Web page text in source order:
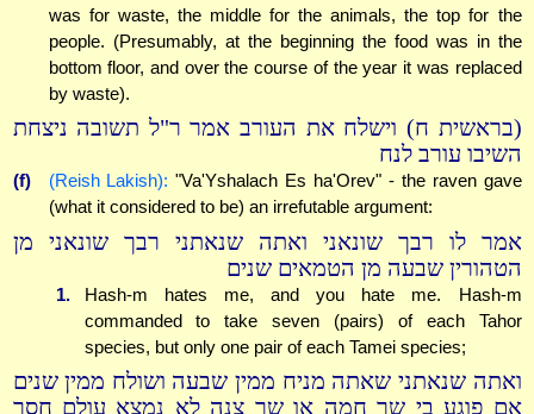
was for waste, the middle for the animals, the top for the
people. (Presumably, at the beginning the food was in the
bottom floor, and over the course of the year it was replaced
by waste).
(בראשית ח) וישלח את העורב אמר ר"ל תשובה ניצחת
השיבו עורב לנח
(f) (Reish Lakish): "Va'Yshalach Es ha'Orev" - the raven gave
(what it considered to be) an irrefutable argument:
אמר לו רבך שונאני ואתה שנאתני רבך שונאני מן
הטהורין שבעה מן הטמאים שנים
1.
Hash-m hates me, and you hate me. Hash-m
commanded to take seven (pairs) of each Tahor
species, but only one pair of each Tamei species;
ואתה שנאתני שאתה מניח ממין שבעה ושולח ממין שנים
אם פוגע בי שר חמה או שר צנה לא נמצא עולם חסר